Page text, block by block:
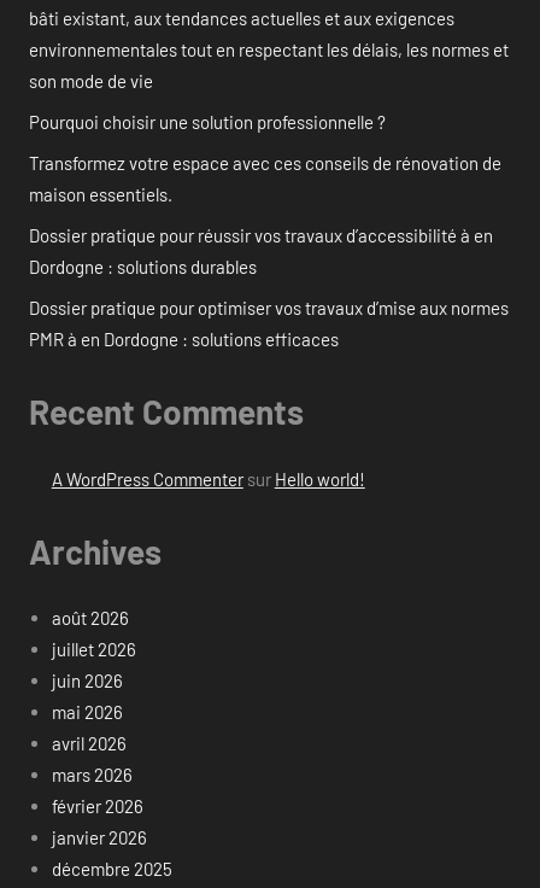
bâti existant, aux tendances actuelles et aux exigences
environnementales tout en respectant les délais, les normes et
son mode de vie
Pourquoi choisir une solution professionnelle ?
Transformez votre espace avec ces conseils de rénovation de
maison essentiels.
Dossier pratique pour réussir vos travaux d’accessibilité à en
Dordogne : solutions durables
Dossier pratique pour optimiser vos travaux d’mise aux normes
PMR à en Dordogne : solutions efficaces
Recent Comments
A WordPress Commentersur Hello world!
Archives
août 2026
juillet 2026
juin 2026
mai 2026
avril 2026
mars 2026
février 2026
janvier 2026
décembre 2025